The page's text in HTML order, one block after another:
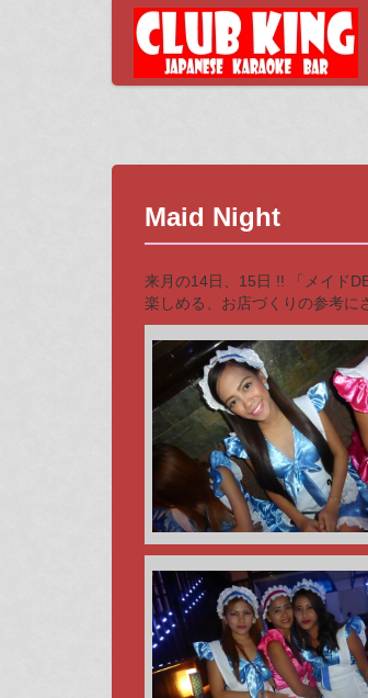
Maid Night
来月の14日、15日 !! 「メイド
楽しめる、お店づくりの参考に